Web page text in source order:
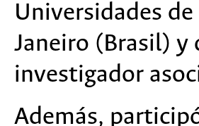
Universidades
Janeiro (Brasil) y
investigador
Además,